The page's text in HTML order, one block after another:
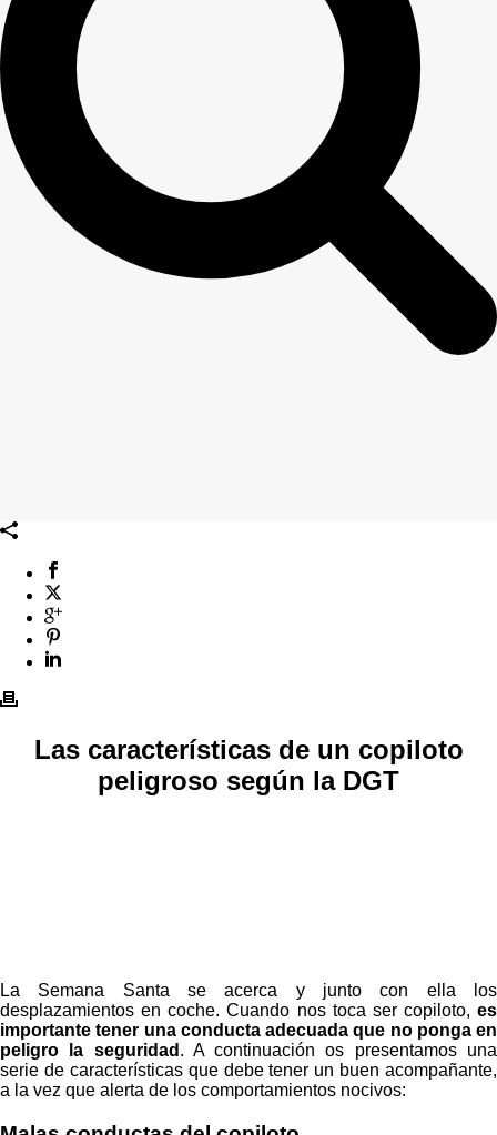
Las características de un copiloto
peligroso según la DGT
La Semana Santa se acerca y junto con ella los
desplazamientos en coche. Cuando nos toca ser copiloto, es
importante tener una conducta adecuada que no ponga en
peligro la seguridad . A continuación os presentamos una
serie de características que debe tener un buen acompañante,
a la vez que alerta de los comportamientos nocivos: